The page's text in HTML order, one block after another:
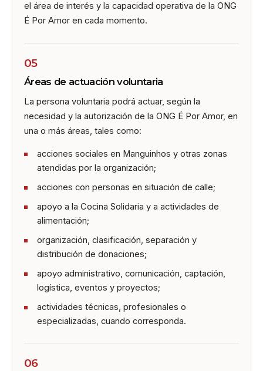
el área de interés y la capacidad operativa de la ONG
É Por Amor en cada momento.
05
Áreas de actuación voluntaria
La persona voluntaria podrá actuar, según la
necesidad y la autorización de la ONG É Por Amor, en
una o más áreas, tales como:
acciones sociales en Manguinhos y otras zonas
atendidas por la organización;
acciones con personas en situación de calle;
apoyo a la Cocina Solidaria y a actividades de
alimentación;
organización, clasificación, separación y
distribución de donaciones;
apoyo administrativo, comunicación, captación,
logística, eventos y proyectos;
actividades técnicas, profesionales o
especializadas, cuando corresponda.
06